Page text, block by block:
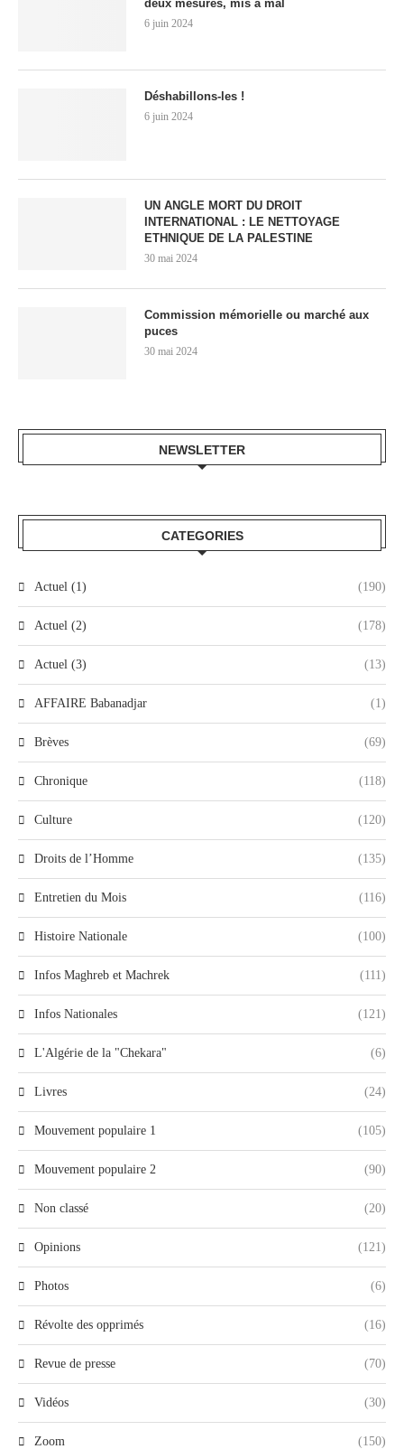
deux mesures, mis à mal
6 juin 2024
Déshabillons-les !
6 juin 2024
UN ANGLE MORT DU DROIT
INTERNATIONAL : LE NETTOYAGE
ETHNIQUE DE LA PALESTINE
30 mai 2024
Commission mémorielle ou marché aux
puces
30 mai 2024
NEWSLETTER
CATEGORIES
Actuel (1) (190)
Actuel (2) (178)
Actuel (3) (13)
AFFAIRE Babanadjar (1)
Brèves (69)
Chronique (118)
Culture (120)
Droits de l’Homme (135)
Entretien du Mois (116)
Histoire Nationale (100)
Infos Maghreb et Machrek (111)
Infos Nationales (121)
L'Algérie de la "Chekara" (6)
Livres (24)
Mouvement populaire 1 (105)
Mouvement populaire 2 (90)
Non classé (20)
Opinions (121)
Photos (6)
Révolte des opprimés (16)
Revue de presse (70)
Vidéos (30)
Zoom (150)